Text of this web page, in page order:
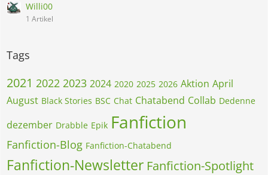
Willi00
1 Artikel
Tags
2021 2022 2023 2024 2020 2025 2026 Aktion April
August Black Stories BSC Chat Chatabend Collab Dedenne
dezember Drabble Epik Fanfiction
Fanfiction-Blog Fanfiction-Chatabend
Fanfiction-Newsletter Fanfiction-Spotlight